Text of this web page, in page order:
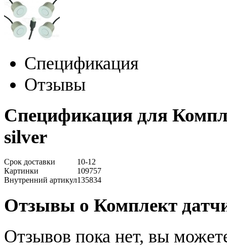
Спецификация
Отзывы
Спецификация для
silver
Срок доставки
10-12
Картинки
109757
Внутренний артикул135834
Отзывы о Комплект
Отзывов пока нет, вы